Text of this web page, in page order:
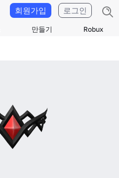
만들기 Robux
회원가입 로그인